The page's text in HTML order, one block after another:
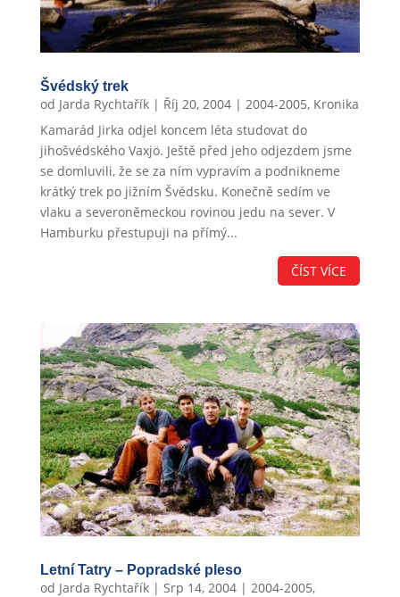
Švédský trek
od Jarda Rychtařík| Říj 20, 2004| 2004-2005, Kronika
Kamarád Jirka odjel koncem léta studovat do
jihošvédského Vaxjö. Ještě před jeho odjezdem jsme
se domluvili, že se za ním vypravím a podnikneme
krátký trek po jižním Švédsku. Konečně sedím ve
vlaku a severoněmeckou rovinou jedu na sever. V
Hamburku přestupuji na přímý...
ČÍST VÍCE
Letní Tatry – Popradské pleso
od Jarda Rychtařík| Srp 14, 2004| 2004-2005,